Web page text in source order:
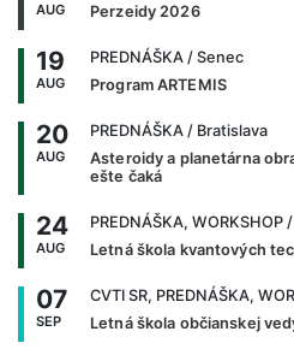
AUG
Perzeidy 2026
19
AUG
PREDNÁŠKA / Senec
Program ARTEMIS
20
AUG
PREDNÁŠKA / Bratislava
Asteroidy a planetárna
ešte čaká
24
AUG
PREDNÁŠKA, WORKSHOP
Letná škola kvantových
07
SEP
CVTI SR, PREDNÁŠKA,
Letná škola občianskej